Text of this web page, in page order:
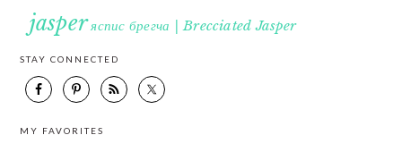
jasperяспис брегча | Brecciated Jasper
STAY CONNECTED
MY FAVORITES